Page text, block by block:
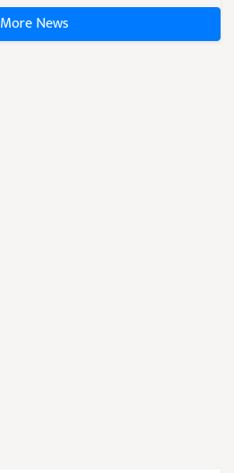
More News